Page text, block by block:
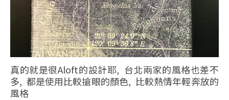
真的就是很Aloft的設計耶, 台北兩家的風格也差不
多, 都是使用比較搶眼的顏色, 比較熱情年輕奔放的
風格